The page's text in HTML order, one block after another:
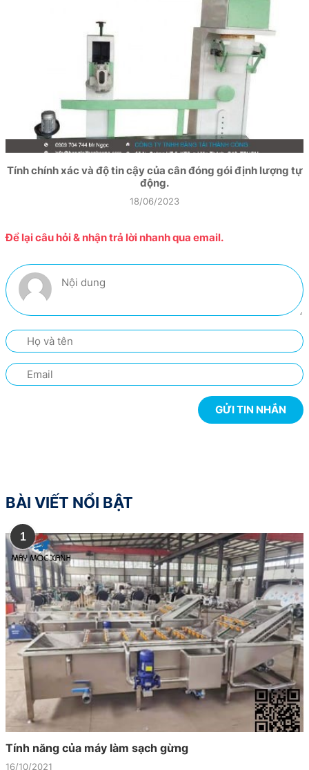
Tính chính xác và độ tin cậy của cân đóng gói định lượng tự
động.
18/06/2023
Để lại câu hỏi & nhận trả lời nhanh qua email.
BÀI VIẾT NỔI BẬT
1
Tính năng của máy làm sạch gừng
16/10/2021